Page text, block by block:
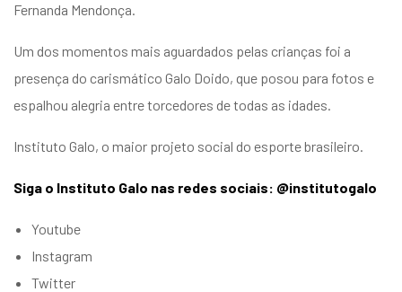
Fernanda Mendonça.
Um dos momentos mais aguardados pelas crianças foi a
presença do carismático Galo Doido, que posou para fotos e
espalhou alegria entre torcedores de todas as idades.
Instituto Galo, o maior projeto social do esporte brasileiro.
Siga o Instituto Galo nas redes sociais: @institutogalo
Youtube
Instagram
Twitter